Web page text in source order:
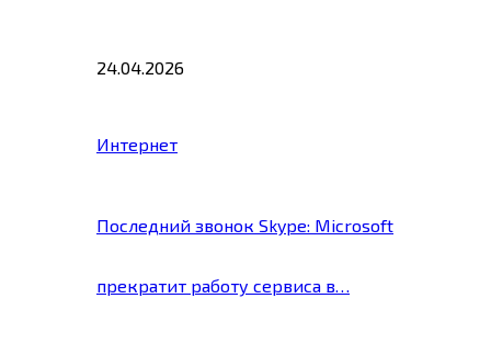
24.04.2026
Интернет
Последний звонок Skype: Microsoft
прекратит работу сервиса в…